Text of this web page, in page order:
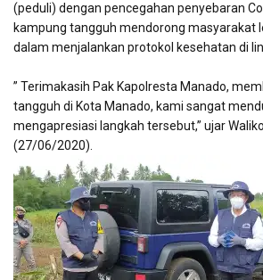
(peduli) dengan pencegahan penyebaran
kampung tangguh mendorong masyarakat
dalam menjalankan protokol kesehatan di
” Terimakasih Pak Kapolresta Manado,
tangguh di Kota Manado, kami sangat
mengapresiasi langkah tersebut,” ujar
(27/06/2020).